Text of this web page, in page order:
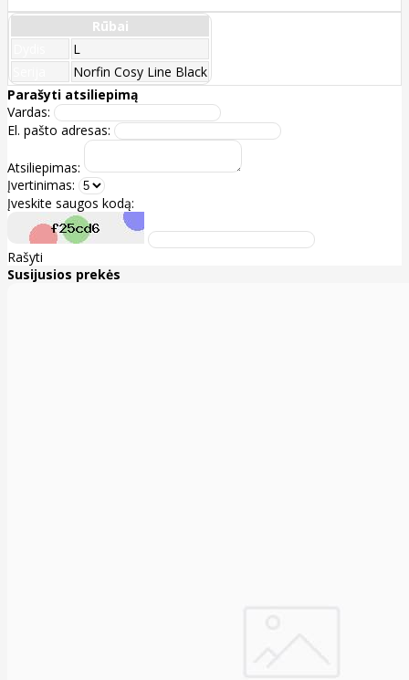
Rūbai
L
Norfin Cosy Line Black
Parašyti atsiliepimą
Vardas:
El. pašto adresas:
Atsiliepimas:
Įvertinimas:
Įveskite saugos kodą:
Rašyti
Susijusios prekės